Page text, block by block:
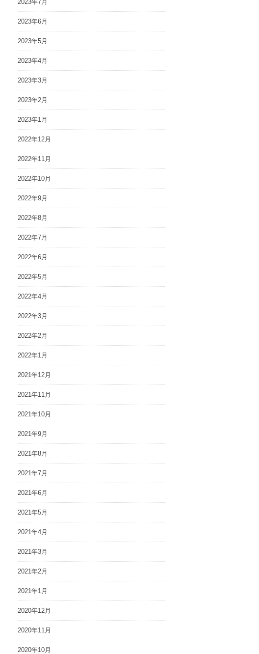
2023年7月
2023年6月
2023年5月
2023年4月
2023年3月
2023年2月
2023年1月
2022年12月
2022年11月
2022年10月
2022年9月
2022年8月
2022年7月
2022年6月
2022年5月
2022年4月
2022年3月
2022年2月
2022年1月
2021年12月
2021年11月
2021年10月
2021年9月
2021年8月
2021年7月
2021年6月
2021年5月
2021年4月
2021年3月
2021年2月
2021年1月
2020年12月
2020年11月
2020年10月